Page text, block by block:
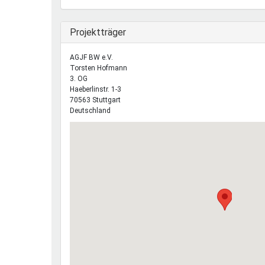
Ausblenden
Projektträger
AGJF BW e.V.
Torsten Hofmann
3. OG
Haeberlinstr. 1-3
70563 Stuttgart
Deutschland